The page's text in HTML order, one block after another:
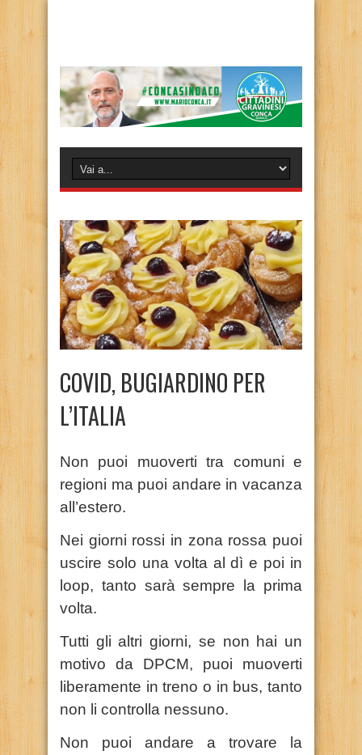
COVID, BUGIARDINO PER
L’ITALIA
Non puoi muoverti tra comuni e
regioni ma puoi andare in vacanza
all’estero.
Nei giorni rossi in zona rossa puoi
uscire solo una volta al dì e poi in
loop, tanto sarà sempre la prima
volta.
Tutti gli altri giorni, se non hai un
motivo da DPCM, puoi muoverti
liberamente in treno o in bus, tanto
non li controlla nessuno.
Non puoi andare a trovare la